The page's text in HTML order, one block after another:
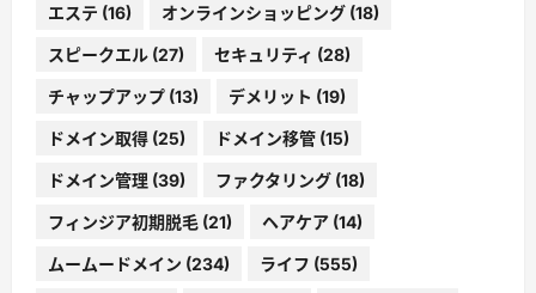
エステ (16) オンラインショッピング (18)
スピークエル (27) セキュリティ (28)
チャップアップ (13) デメリット (19)
ドメイン取得 (25) ドメイン移管 (15)
ドメイン管理 (39) ファクタリング (18)
フィンジア初期脱毛 (21) ヘアケア (14)
ムームードメイン (234) ライフ (555)